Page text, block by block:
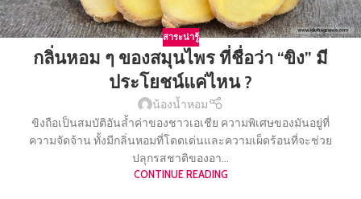
สาระน่ารู้
กลิ่นหอม ๆ ของสมุนไพร ที่ชื่อว่า “ขิง” มี
ประโยชน์แค่ไหน ?
น้องน้ำหอม
ขิงถือเป็นสมบัติอันล้ำค่าของชาวเอเชีย ความพิเศษของมันอยู่ที่
ความจัดจ้าน ทั้งมีกลิ่นหอมที่โดดเด่นและความเผ็ดร้อนที่จะช่วย
ปลุกรสชาติของอา...
CONTINUE READING